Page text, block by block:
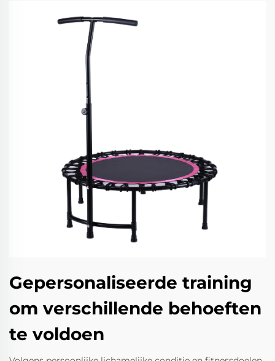
Gepersonaliseerde training
om verschillende behoeften
te voldoen